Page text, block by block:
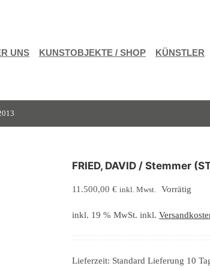
UNS KUNSTOBJEKTE / SHOP KÜNSTLER
FRIED, DAVID / Stemmer
11.500,00 € inkl. Mwst. Vorrätig
inkl. 19 % MwSt. inkl.
Lieferzeit: Standard Lieferung 10